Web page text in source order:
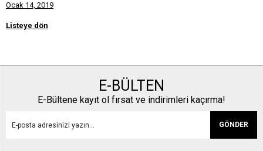
Ocak 14, 2019
Listeye dön
E-BÜLTEN
E-Bültene kayıt ol fırsat ve indirimleri kaçırma!
GÖNDER